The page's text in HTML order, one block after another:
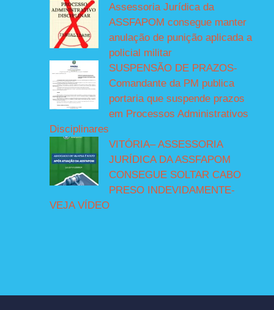
Assessoria Jurídica da
ASSFAPOM consegue manter
anulação de punição aplicada a
policial militar
SUSPENSÃO DE PRAZOS-
Comandante da PM publica
portaria que suspende prazos
em Processos Administrativos
Disciplinares
VITÓRIA– ASSESSORIA
JURÍDICA DA ASSFAPOM
CONSEGUE SOLTAR CABO
PRESO INDEVIDAMENTE-
VEJA VÍDEO